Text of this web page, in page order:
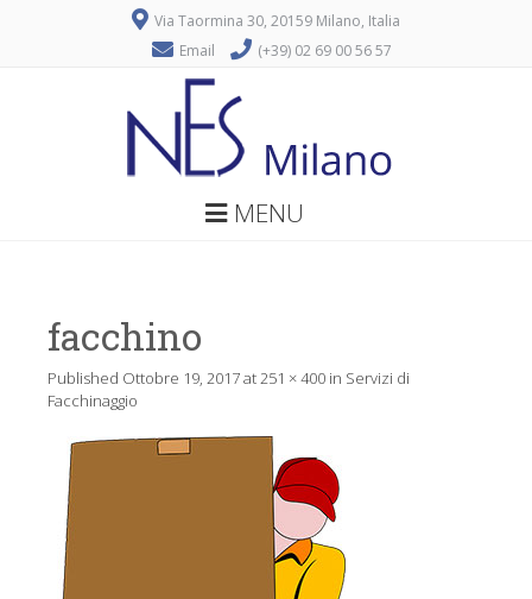
Via Taormina 30, 20159 Milano, Italia
Email
(+39) 02 69 00 56 57
MENU
facchino
Published Ottobre 19, 2017at251 × 400 in Servizi di
Facchinaggio